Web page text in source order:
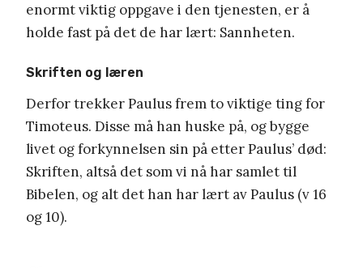
enormt viktig oppgave i den tjenesten, er å
holde fast på det de har lært: Sannheten.
Skriften og læren
Derfor trekker Paulus frem to viktige ting for
Timoteus. Disse må han huske på, og bygge
livet og forkynnelsen sin på etter Paulus’ død:
Skriften, altså det som vi nå har samlet til
Bibelen, og alt det han har lært av Paulus (v 16
og 10).